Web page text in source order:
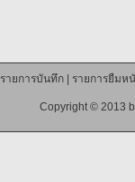
รายการบันทึก| รายการยืมห
Copyright © 2013